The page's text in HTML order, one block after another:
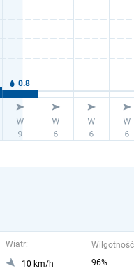
Wiatr:
10 km/h
96%